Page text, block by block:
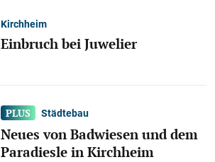
Kirchheim
Einbruch bei Juwelier
Städtebau
Neues von Badwiesen und dem
Paradiesle in Kirchheim